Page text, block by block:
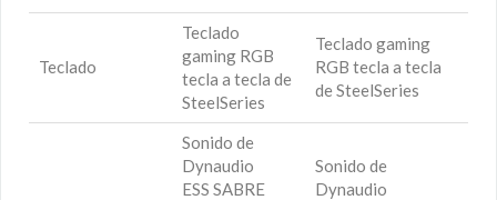
Teclado
Teclado
gaming RGB
tecla a tecla de
SteelSeries
Teclado gaming
RGB tecla a tecla
de SteelSeries
Sonido de
Dynaudio
ESS SABRE
Sonido de
Dynaudio